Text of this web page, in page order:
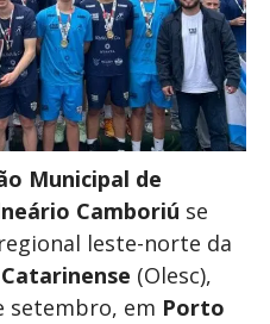
Municipal de
Camboriú se
leste-norte da
(Olesc),
setembro, em Porto